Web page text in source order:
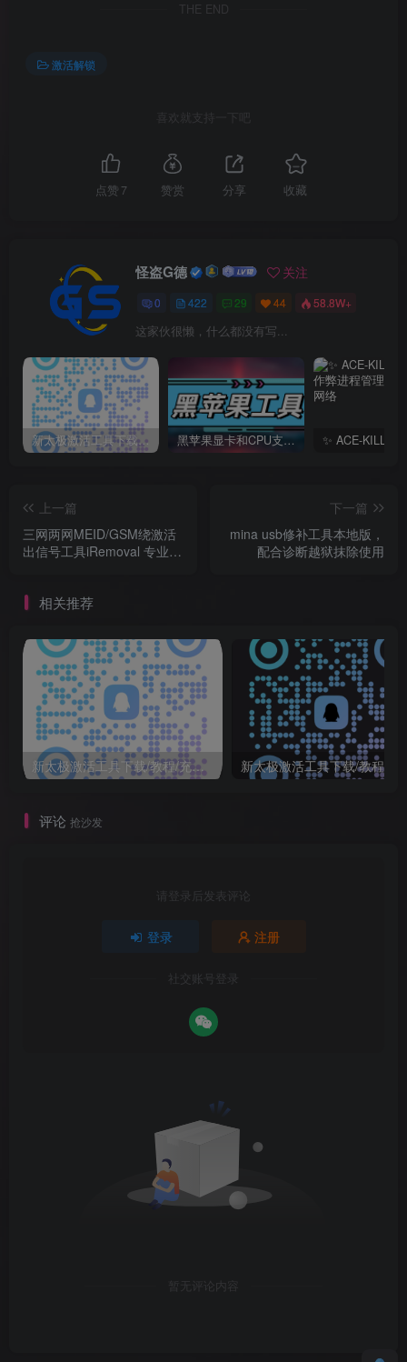
THE END
激活解锁
喜欢就支持一下吧
点赞 7 赞赏 分享 收藏
怪盗G德 关注
0 422 29 44 58.8W+
这家伙很懒，什么都没有写...
新太极激活工具下载/教程/充值/开户(QQ交流群号749113977) 黑苹果显卡和CPU支持情况以及购买硬件防踩坑指南
上一篇
三网两网MEID/GSM绕激活
出信号工具iRemoval 专业版
下一篇
mina usb修补工具本地版，
配合诊断越狱抹除使用
相关推荐
新太极激活工具下载/教程/充值/开户(QQ交流群号749113977)
评论 抢沙发
请登录后发表评论
登录 注册
社交账号登录
暂无评论内容